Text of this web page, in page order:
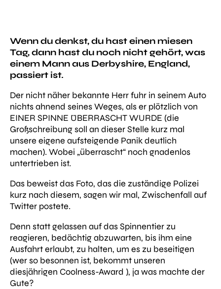
Wenn du denkst, du hast einen miesen
Tag, dann hast du noch nicht gehört, was
einem Mann aus Derbyshire, England,
passiert ist.
Der nicht näher bekannte Herr fuhr in seinem Auto
nichts ahnend seines Weges, als er plötzlich von
EINER SPINNE ÜBERRASCHT WURDE (die
Großschreibung soll an dieser Stelle kurz mal
unsere eigene aufsteigende Panik deutlich
machen). Wobei „überrascht“ noch gnadenlos
untertrieben ist.
Das beweist das Foto, das die zuständige Polizei
kurz nach diesem, sagen wir mal, Zwischenfall auf
Twitter postete.
Denn statt gelassen auf das Spinnentier zu
reagieren, bedächtig abzuwarten, bis ihm eine
Ausfahrt erlaubt, zu halten, um es zu beseitigen
(wer so besonnen ist, bekommt unseren
diesjährigen Coolness-Award ), ja was machte der
Gute?